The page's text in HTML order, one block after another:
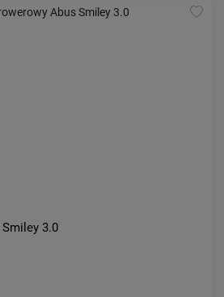
Smiley 3.0